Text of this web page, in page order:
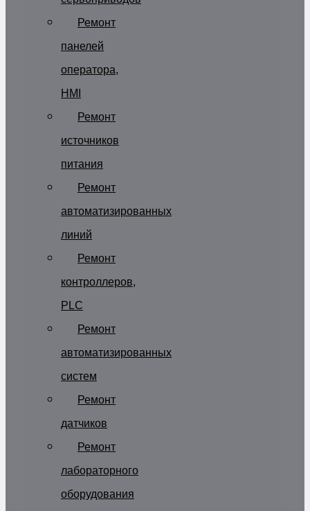
Ремонт
панелей
оператора,
HMI
Ремонт
источников
питания
Ремонт
автоматизированных
линий
Ремонт
контроллеров,
PLC
Ремонт
автоматизированных
систем
Ремонт
датчиков
Ремонт
лабораторного
оборудования